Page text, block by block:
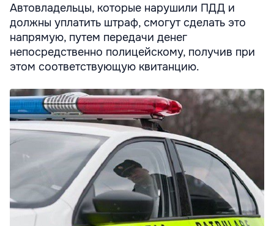
Автовладельцы, которые нарушили ПДД и
должны уплатить штраф, смогут сделать это
напрямую, путем передачи денег
непосредственно полицейскому, получив при
этом соответствующую квитанцию.